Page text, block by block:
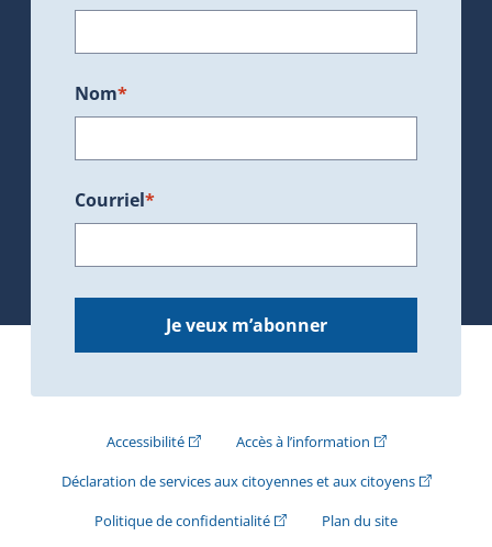
Nom*
Courriel*
Je veux m’abonner
Accessibilité(Cet hyperlien externe s'ouvrira dans une
Accès à l’information(Cet hyperlien
Déclaration de services aux citoyennes et aux citoyens(Cet
Politique de confidentialité(Cet hyperlien externe s'ouvrira
Plan du site